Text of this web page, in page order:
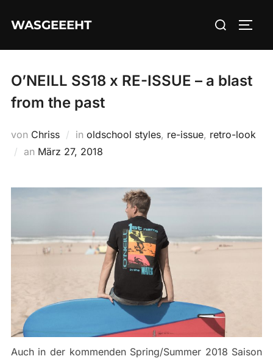
InhaltWASGEEEHT
Suchen
O’NEILL SS18 x RE-ISSUE – a blast
from the past
von Chriss in oldschool styles, re-issue, retro-look
an Veröffentlicht
März 27, 2018
Auch in der kommenden Spring/Summer 2018 Saison